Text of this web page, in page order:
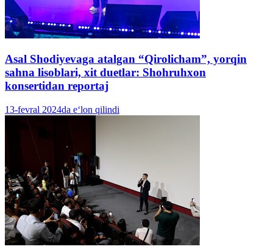
Asal Shodiyevaga atalgan “Qirolicham”, yorqin
sahna lisoblari, xit duetlar: Shohruhxon
konsertidan reportaj
13-fevral 2024da e‘lon qilindi